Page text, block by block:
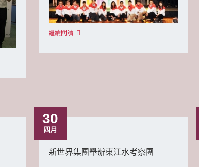
繼續閱讀
30
四月
新世界集團舉辦東江水考察團